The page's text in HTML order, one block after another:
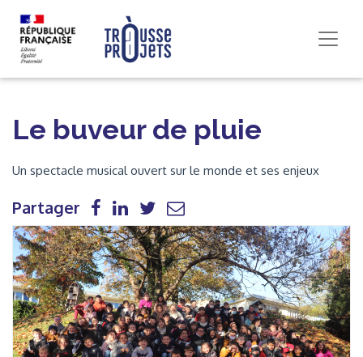
Le buveur de pluie
Un spectacle musical ouvert sur le monde et ses enjeux
Partager